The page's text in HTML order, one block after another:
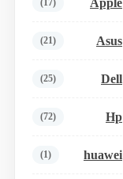
(17)
Asus
(21)
Dell
(25)
Hp
(72)
huawei
(1)